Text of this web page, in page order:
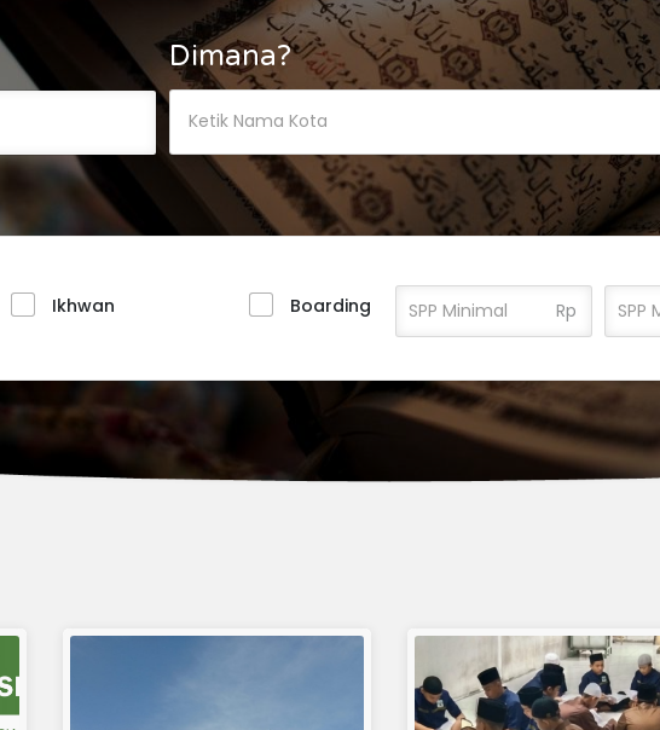
Dimana?
Ikhwan Boarding Rp